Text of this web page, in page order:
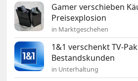
Gamer verschieben
Preisexplosion
in Marktgeschehen
1&1 verschenkt TV-
Bestandskunden
in Unterhaltung